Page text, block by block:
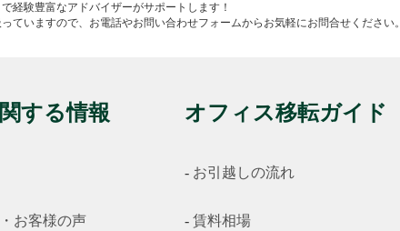
経験豊富なアドバイザーがサポートします！
ていますので、お電話やお問い合わせフォームからお気軽にお問合せください。
する情報
お客様の声
オフィス移転ガイド
お引越しの流れ
賃料相場